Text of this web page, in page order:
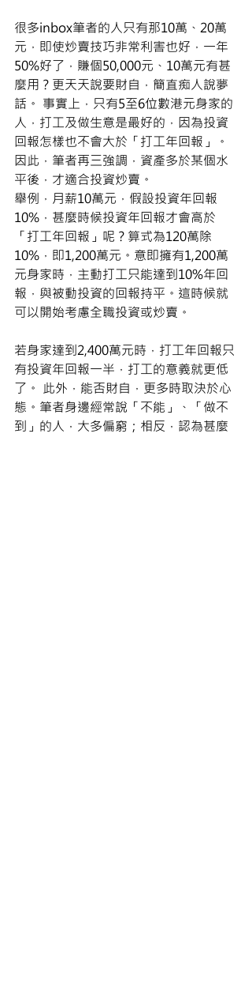
很多inbox筆者的人只有那10萬、20萬
元，即使炒賣技巧非常利害也好，一年
50%好了，賺個50,000元、10萬元有甚
麼用？更天天說要財自，簡直痴人說夢
話。 事實上，只有5至6位數港元身家的
人，打工及做生意是最好的，因為投資
回報怎樣也不會大於「打工年回報」。
因此，筆者再三強調，資產多於某個水
平後，才適合投資炒賣。
舉例，月薪10萬元，假設投資年回報
10%，甚麼時候投資年回報才會高於
「打工年回報」呢？算式為120萬除
10%，即1,200萬元。意即擁有1,200萬
元身家時，主動打工只能達到10%年回
報，與被動投資的回報持平。這時候就
可以開始考慮全職投資或炒賣。
若身家達到2,400萬元時，打工年回報只
有投資年回報一半，打工的意義就更低
了。 此外，能否財自，更多時取決於心
態。筆者身邊經常說「不能」、「做不
到」的人，大多偏窮；相反，認為甚麼